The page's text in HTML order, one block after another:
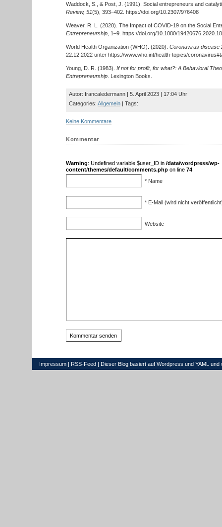
Waddock, S., & Post, J. (1991). Social entrepreneurs and
Review, 51(5), 393–402. https://doi.org/10.2307/976408
Weaver, R. L. (2020). The Impact of COVID-19 on the Social
Entrepreneurship , 1–9. https://doi.org/10.1080/
World Health Organization (WHO). (2020). Coronavirus disease
22.12.2022 unter https://www.who.int/health-topics/
Young, D. R. (1983). If not for profit, for what?: A Behavioral
Entrepreneurship. Lexington Books.
Autor: francaledermann | 5. April 2023 | 17:04 Uhr
Categories:Allgemein | Tags:
Keine Kommentare
Kommentar
Warning: Undefined variable $user_ID in /data/wordpress/wp-
content/themes/default/comments.php on line 74
* Name
* E-Mail (wird nicht
Website
Impressum | RSS-Feed | Dieser Blog basiert auf Wordpress und YAML und